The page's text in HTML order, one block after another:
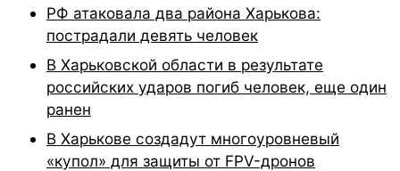
РФ атаковала два района Харькова:
пострадали девять человек
В Харьковской области в результате
российских ударов погиб человек, еще один
ранен
В Харькове создадут многоуровневый
«купол» для защиты от FPV-дронов